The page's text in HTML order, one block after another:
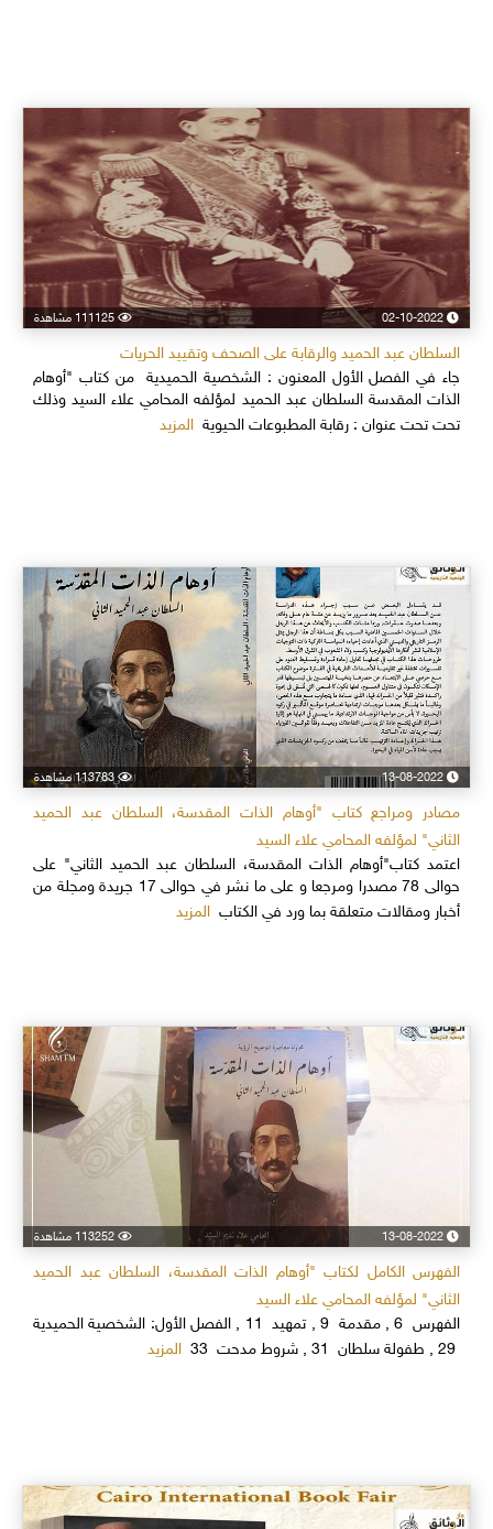
02-10-2022 111125 مشاهدة
السلطان عبد الحميد والرقابة على الصحف وتقييد الحريات
جاء في الفصل الأول المعنون : الشخصية الحميدية من كتاب "أوهام
الذات المقدسة السلطان عبد الحميد لمؤلفه المحامي علاء السيد وذلك
تحت تحت عنوان : رقابة المطبوعات الحيويةالمزيد
13-08-2022 113783 مشاهدة
مصادر ومراجع كتاب "أوهام الذات المقدسة، السلطان عبد الحميد
الثاني" لمؤلفه المحامي علاء السيد
اعتمد كتاب"أوهام الذات المقدسة، السلطان عبد الحميد الثاني" على
حوالى 78 مصدرا ومرجعا و على ما نشر في حوالى 17 جريدة ومجلة من
أخبار ومقالات متعلقة بما ورد في الكتابالمزيد
13-08-2022 113252 مشاهدة
الفهرس الكامل لكتاب "أوهام الذات المقدسة، السلطان عبد الحميد
الثاني" لمؤلفه المحامي علاء السيد
الفهرس 6 , مقدمة 9 , تمهيد 11 , الفصل الأول: الشخصية الحميدية
المزيد